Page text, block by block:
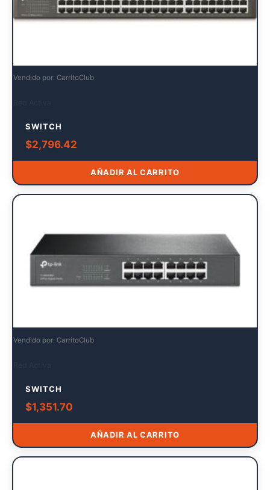
Vendido por: CarritoClub
SWITCH
$2,796.42
AÑADIR AL CARRITO
Vendido por: CarritoClub
SWITCH
$1,351.70
AÑADIR AL CARRITO